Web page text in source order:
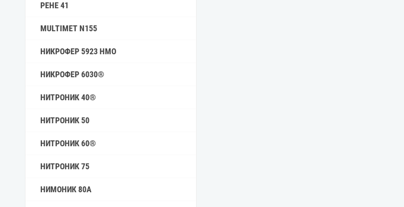
РЕНЕ 41
MULTIMET N155
НИКРОФЕР 5923 HMO
НИКРОФЕР 6030®
НИТРОНИК 40®
НИТРОНИК 50
НИТРОНИК 60®
НИТРОНИК 75
НИМОНИК 80А